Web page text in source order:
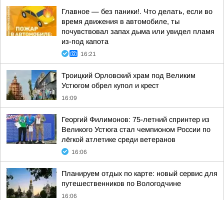
Главное — без паники!. Что делать, если во
время движения в автомобиле, ты
почувствовал запах дыма или увидел пламя
из-под капота
16:21
Троицкий Орловский храм под Великим
Устюгом обрел купол и крест
16:09
Георгий Филимонов: 75-летний спринтер из
Великого Устюга стал чемпионом России по
лёгкой атлетике среди ветеранов
16:06
Планируем отдых по карте: новый сервис для
путешественников по Вологодчине
16:06